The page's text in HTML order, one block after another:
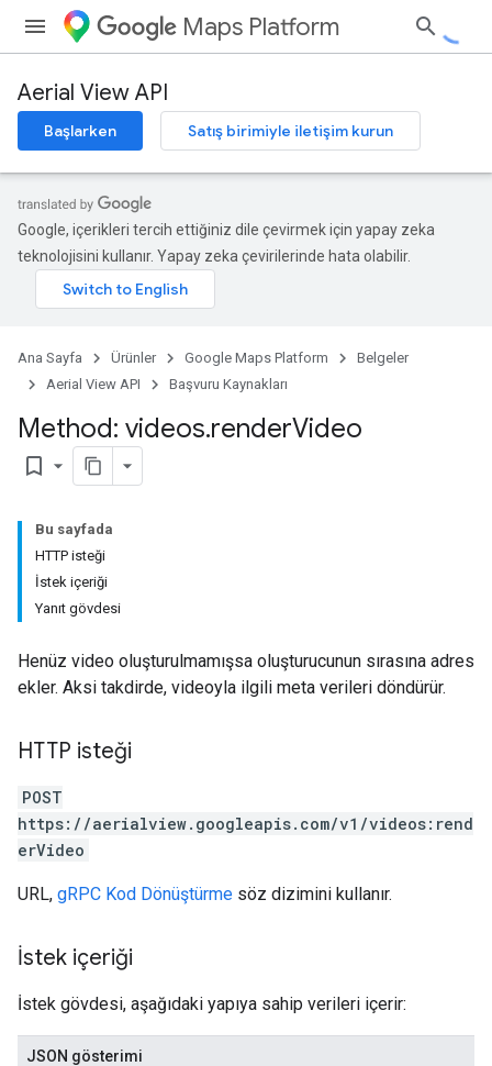
Maps Platform
Aerial View API
Başlarken Satış birimiyle iletişim kurun
Google, içerikleri tercih ettiğiniz dile çevirmek için yapay zeka
teknolojisini kullanır. Yapay zeka çevirilerinde hata olabilir.
Ana Sayfa Ürünler Google Maps Platform
Belgeler
Aerial View API
Başvuru Kaynakları
Method: videos.renderVideo
bookmark_border
Bu sayfada
HTTP isteği
İstek içeriği
Yanıt gövdesi
Henüz video oluşturulmamışsa oluşturucunun sırasına adres
ekler. Aksi takdirde, videoyla ilgili meta verileri döndürür.
HTTP isteği
POST
https://aerialview.googleapis.com/v1/videos:rend
erVideo
URL, gRPC Kod Dönüştürme söz dizimini kullanır.
İstek içeriği
İstek gövdesi, aşağıdaki yapıya sahip verileri içerir:
JSON gösterimi